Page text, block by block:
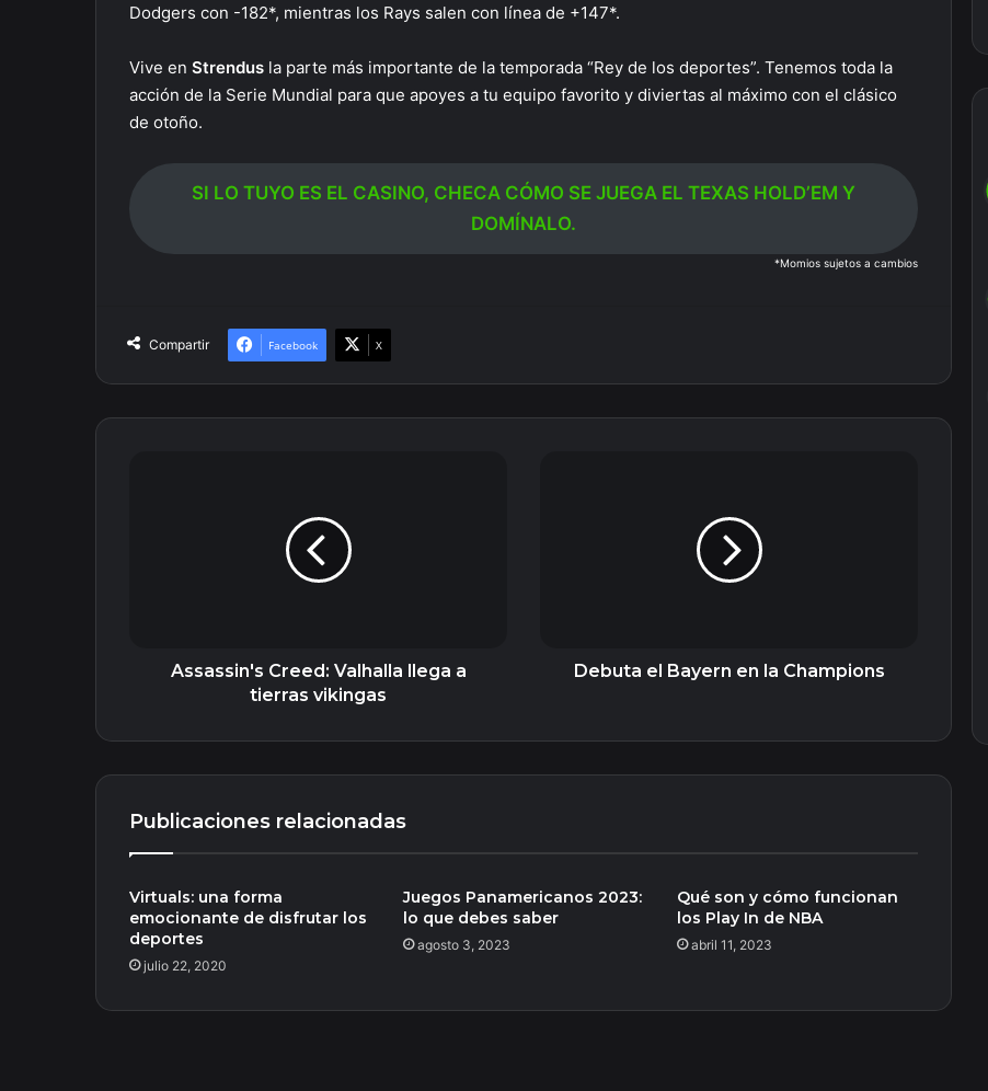
Dodgers con -182*, mientras los Rays salen con línea de +147*.
Vive en Strendus la parte más importante de la temporada “Rey de los deportes”. Tenemos toda la
acción de la Serie Mundial para que apoyes a tu equipo favorito y diviertas al máximo con el clásico
de otoño.
SI LO TUYO ES EL CASINO, CHECA CÓMO SE JUEGA EL TEXAS HOLD’EM Y
DOMÍNALO.
*Momios sujetos a cambios
Compartir Facebook X
Assassin's Creed: Valhalla llega a
tierras vikingas
Debuta el Bayern en la Champions
Publicaciones relacionadas
Virtuals: una forma
emocionante de disfrutar los
deportes
julio 22, 2020
Juegos Panamericanos 2023:
lo que debes saber
agosto 3, 2023
Qué son y cómo funcionan
los Play In de NBA
abril 11, 2023